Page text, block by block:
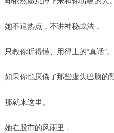
她不追热点，不讲神秘战法，
只教你听得懂、用得上的“真话”。
如果你也厌倦了那些虚头巴脑
那就来这里。
她在股市的风雨里，